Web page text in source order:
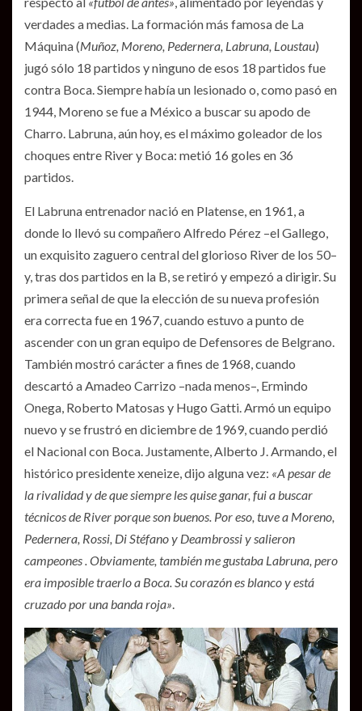
verdades a medias. La formación más famosa de La
Máquina (Muñoz, Moreno, Pedernera, Labruna, Loustau)
jugó sólo 18 partidos y ninguno de esos 18 partidos fue
contra Boca. Siempre había un lesionado o, como pasó en
1944, Moreno se fue a México a buscar su apodo de
Charro. Labruna, aún hoy, es el máximo goleador de los
choques entre River y Boca: metió 16 goles en 36
partidos.
El Labruna entrenador nació en Platense, en 1961, a
donde lo llevó su compañero Alfredo Pérez –el Gallego,
un exquisito zaguero central del glorioso River de los 50–
y, tras dos partidos en la B, se retiró y empezó a dirigir. Su
primera señal de que la elección de su nueva profesión
era correcta fue en 1967, cuando estuvo a punto de
ascender con un gran equipo de Defensores de Belgrano.
También mostró carácter a fines de 1968, cuando
descartó a Amadeo Carrizo –nada menos–, Ermindo
Onega, Roberto Matosas y Hugo Gatti. Armó un equipo
nuevo y se frustró en diciembre de 1969, cuando perdió
el Nacional con Boca. Justamente, Alberto J. Armando, el
histórico presidente xeneize, dijo alguna vez: «A pesar de
la rivalidad y de que siempre les quise ganar, fui a buscar
técnicos de River porque son buenos. Por eso, tuve a Moreno,
Pedernera, Rossi, Di Stéfano y Deambrossi y salieron
campeones . Obviamente, también me gustaba Labruna, pero
era imposible traerlo a Boca. Su corazón es blanco y está
cruzado por una banda roja».